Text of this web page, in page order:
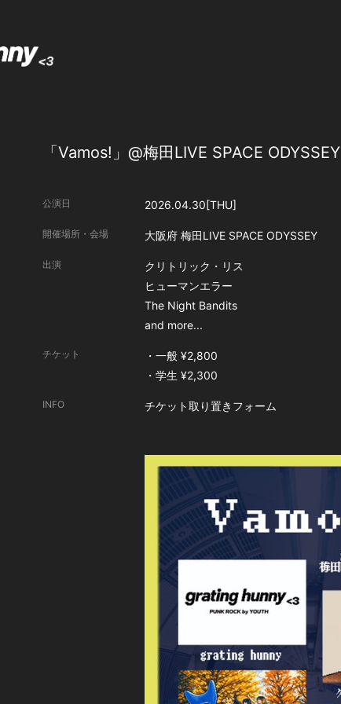
「Vamos!」@梅田LIVE SPACE ODYSSEY
公演日 2026.04.30[THU]
開催場所・会場 大阪府 梅田LIVE SPACE ODYSSEY
出演
クリトリック・リス
ヒューマンエラー
The Night Bandits
and more...
チケット
・一般 ¥2,800
・学生 ¥2,300
INFO チケット取り置きフォーム